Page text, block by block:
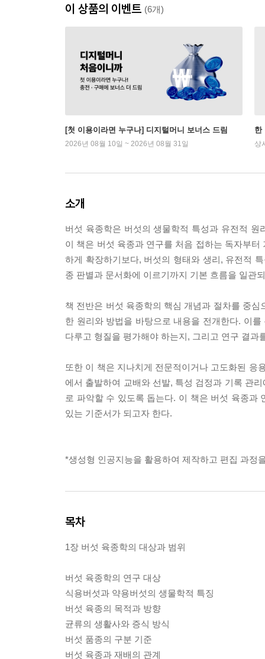
이 상품의 이벤트 (6개)
[첫 이용이라면 누구나] 디지털머니 보너스 드림
2026년 08월 10일 ~ 2026년 08월 31일
한
상
소개
버섯 육종학은 버섯의 생물학적 특성과 유전적
이 책은 버섯 육종과 연구를 처음 접하는 독자부
하게 확장하기보다, 버섯의 형태와 생리, 유전적
종 판별과 문서화에 이르기까지 기본 흐름을 일관
책 전반은 버섯 육종학의 핵심 개념과 절차를 중
한 원리와 방법을 바탕으로 내용을 전개한다. 이
다루고 형질을 평가해야 하는지, 그리고 연구 결
또한 이 책은 지나치게 전문적이거나 고도화된 응
에서 출발하여 교배와 선발, 특성 검정과 기록 관
로 파악할 수 있도록 돕는다. 이 책은 버섯 육종과
있는 기준서가 되고자 한다.
*생성형 인공지능을 활용하여 제작하고 편집 과정
목차
1장 버섯 육종학의 대상과 범위
버섯 육종학의 연구 대상
식용버섯과 약용버섯의 생물학적 특징
버섯 육종의 목적과 방향
균류의 생활사와 증식 방식
버섯 품종의 구분 기준
버섯 육종과 재배의 관계